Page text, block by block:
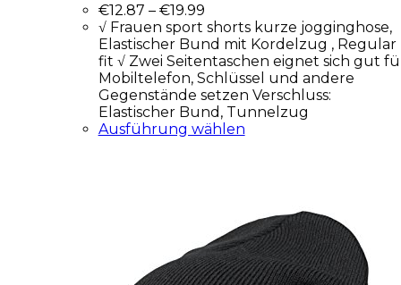
€12.87 – €19.99
√ Frauen sport shorts kurze jogginghose,
Elastischer Bund mit Kordelzug , Regular
fit √ Zwei Seitentaschen eignet sich gut
Mobiltelefon, Schlüssel und andere
Gegenstände setzen Verschluss:
Elastischer Bund, Tunnelzug
Ausführung wählen